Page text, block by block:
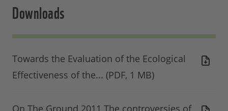
Downloads
Towards the Evaluation of the Ecological
Effectiveness of the... (PDF, 1 MB)